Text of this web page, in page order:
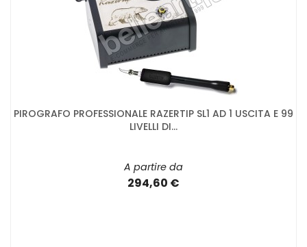
PIROGRAFO PROFESSIONALE RAZERTIP SL1 AD 1 USCITA E 99
LIVELLI DI...
A partire da
294,60 €